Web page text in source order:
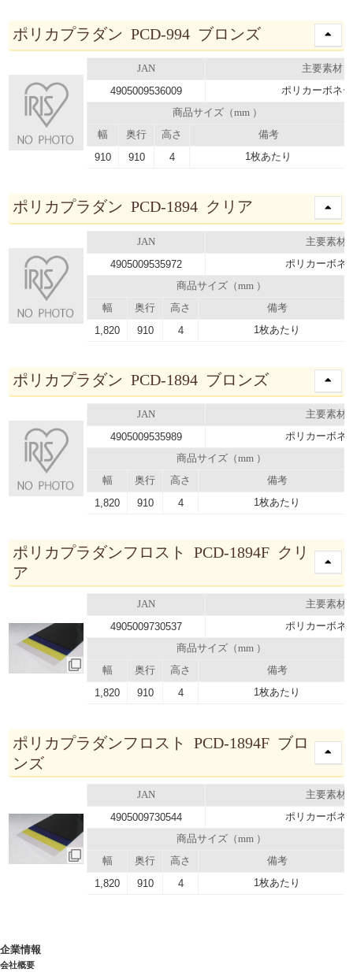
ポリカプラダン PCD-994 ブロンズ
JAN 主要素材
4905009536009 ポリカーボネ
商品サイズ（mm ）
幅
奥行 高さ 備考
910 910 4 1枚あたり
ポリカプラダン PCD-1894 クリア
JAN 主要素材
4905009535972 ポリカーボネ
商品サイズ（mm ）
幅
奥行 高さ 備考
1,820 910 4 1枚あたり
ポリカプラダン PCD-1894 ブロンズ
JAN 主要素材
4905009535989 ポリカーボネ
商品サイズ（mm ）
幅
奥行 高さ 備考
1,820 910 4 1枚あたり
ポリカプラダンフロスト PCD-1894F クリ
ア
JAN 主要素材
4905009730537 ポリカーボネ
商品サイズ（mm ）
幅
奥行 高さ 備考
1,820 910 4 1枚あたり
ポリカプラダンフロスト PCD-1894F ブロ
ンズ
JAN 主要素材
4905009730544 ポリカーボネ
商品サイズ（mm ）
幅
奥行 高さ 備考
1,820 910 4 1枚あたり
企業情報
会社概要